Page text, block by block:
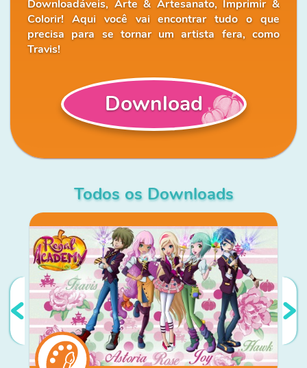
Downloadáveis, Arte & Artesanato, Imprimir &
Colorir! Aqui você vai encontrar tudo o que
precisa para se tornar um artista fera, como
Travis!
Download
Todos os Downloads